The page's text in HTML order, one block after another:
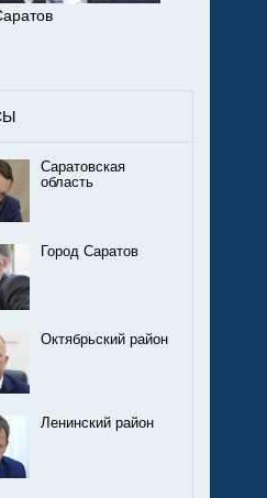
Саратовская
область
Город Саратов
Октябрьский район
Ленинский район